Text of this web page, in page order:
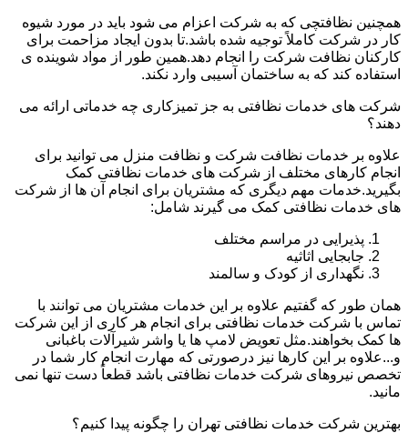
همچنین نظافتچی که به شرکت اعزام می شود باید در مورد شیوه
کار در شرکت کاملاً توجیه شده باشد.تا بدون ایجاد مزاحمت برای
کارکنان نظافت شرکت را انجام دهد.همین طور از مواد شوینده ی
استفاده کند که به ساختمان آسیبی وارد نکند.
شرکت های خدمات نظافتی به جز تمیزکاری چه خدماتی ارائه می
دهند؟
علاوه بر خدمات نظافت شرکت و نظافت منزل می توانید برای
انجام کارهای مختلف از شرکت های خدمات نظافتی کمک
بگیرید.خدمات مهم دیگری که مشتریان برای انجام آن ها از شرکت
های خدمات نظافتی کمک می گیرند شامل:
پذیرایی در مراسم مختلف
جابجایی اثاثیه
نگهداری از کودک و سالمند
همان طور که گفتیم علاوه بر این خدمات مشتریان می توانند با
تماس با شرکت خدمات نظافتی برای انجام هر کاری از این شرکت
ها کمک بخواهند.مثل تعویض لامپ ها یا واشر شیرآلات باغبانی
و...علاوه بر این کارها نیز درصورتی که مهارت انجام کار شما در
تخصص نیروهای شرکت خدمات نظافتی باشد قطعاً دست تنها نمی
مانید.
بهترین شرکت خدمات نظافتی تهران را چگونه پیدا کنیم؟